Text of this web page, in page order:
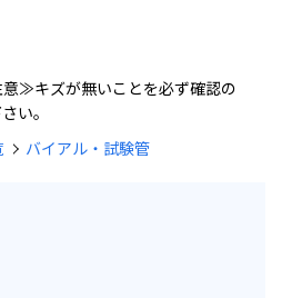
≫キズが無いことを必ず確認の
い。
バイアル・試験管